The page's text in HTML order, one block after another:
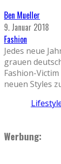
Ben Mueller
9. Januar 2018
Fashion
Jedes neue
grauen
Fashion-
neuen Styles
Werbung: